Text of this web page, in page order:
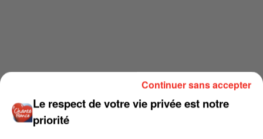
Le respect de votre vie privée est notre
priorité
Continuer sans accepter